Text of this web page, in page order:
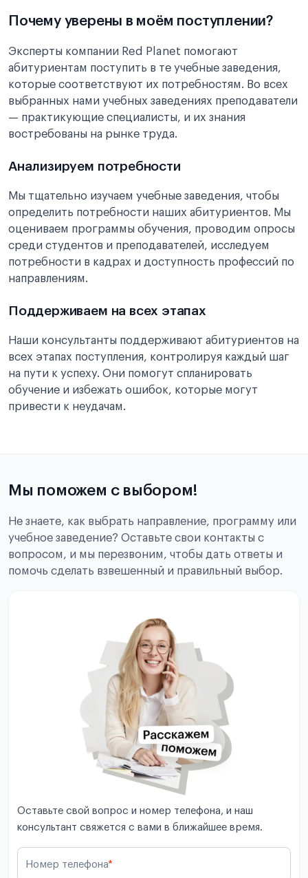
Почему уверены в моём поступлении?
Эксперты компании Red Planet помогают
абитуриентам поступить в те учебные заведения,
которые соответствуют их потребностям. Во всех
выбранных нами учебных заведениях преподаватели
— практикующие специалисты, и их знания
востребованы на рынке труда.
Анализируем потребности
Мы тщательно изучаем учебные заведения, чтобы
определить потребности наших абитуриентов. Мы
оцениваем программы обучения, проводим опросы
среди студентов и преподавателей, исследуем
потребности в кадрах и доступность профессий по
направлениям.
Поддерживаем на всех этапах
Наши консультанты поддерживают абитуриентов на
всех этапах поступления, контролируя каждый шаг
на пути к успеху. Они помогут спланировать
обучение и избежать ошибок, которые могут
привести к неудачам.
Мы поможем с выбором!
Не знаете, как выбрать направление, программу или
учебное заведение? Оставьте свои контакты с
вопросом, и мы перезвоним, чтобы дать ответы и
помочь сделать взвешенный и правильный выбор.
Оставьте свой вопрос и номер телефона, и наш
консультант свяжется с вами в ближайшее время.
Номер телефона*